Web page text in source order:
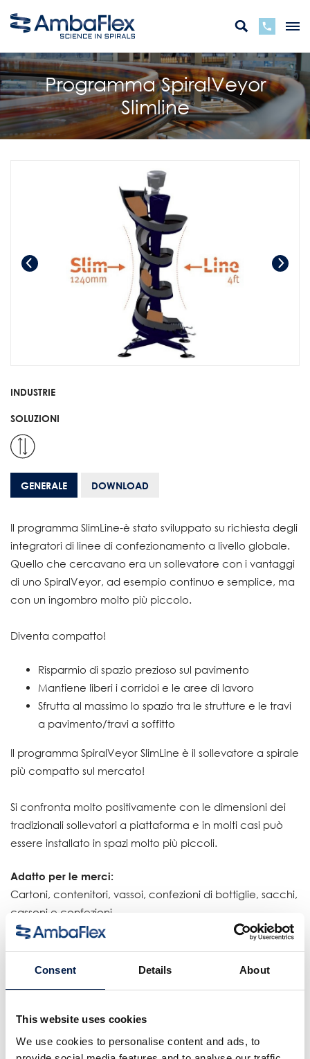
Consent Details About
This website uses cookies
We use cookies to personalise content and ads, to
Programma SpiralVeyor
Slimline
INDUSTRIE
SOLUZIONI
GENERALE DOWNLOAD
Il programma SlimLine-è stato sviluppato su richiesta degli
integratori di linee di confezionamento a livello globale.
Quello che cercavano era un sollevatore con i vantaggi
di uno SpiralVeyor, ad esempio continuo e semplice, ma
con un ingombro molto più piccolo.
Diventa compatto!
Risparmio di spazio prezioso sul pavimento
Mantiene liberi i corridoi e le aree di lavoro
Sfrutta al massimo lo spazio tra le strutture e le travi
a pavimento/travi a soffitto
Il programma SpiralVeyor SlimLine è il sollevatore a spirale
più compatto sul mercato!
Si confronta molto positivamente con le dimensioni dei
tradizionali sollevatori a piattaforma e in molti casi può
essere installato in spazi molto più piccoli.
Adatto per le merci:
Cartoni, contenitori, vassoi, confezioni di bottiglie, sacchi,
cassoni e confezioni
DIVENTA COMPATTO!
Risparmio di spazio prezioso sul pavimento
a pavimento/travi a soffitto